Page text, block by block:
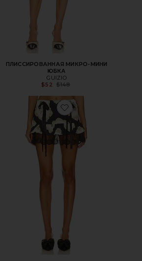
ПЛИССИРОВАННАЯ МИКРО-МИНИ
ЮБКА
GUIZIO
$52 Previous price:
$148
Favorite ЮБКА ТУТУ